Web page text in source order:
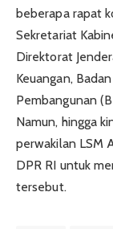
beberapa rapat
Sekretariat
Direktorat
Keuangan,
Pembangunan
Namun, hingga
perwakilan LSM
DPR RI untuk
tersebut.